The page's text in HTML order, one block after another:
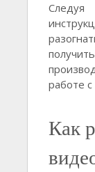
работе с
Как